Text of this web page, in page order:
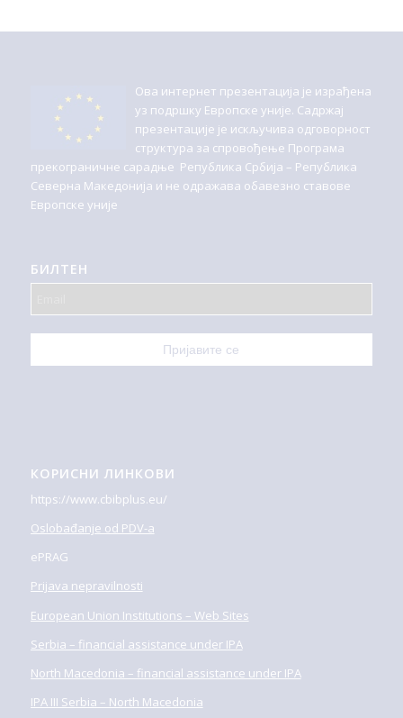
Ова интернет презентација је израђена
уз подршку Европске уније. Садржај
презентације је искључива одговорност
структура за спровођење Програма
прекограничне сарадње Република Србијa – Република
Северна Македонија и не одражава обавезно ставове
Европске уније
БИЛТЕН
КОРИСНИ ЛИНКОВИ
https://www.cbibplus.eu/
Oslobađanje od PDV-a
ePRAG
Prijava nepravilnosti
European Union Institutions – Web Sites
Serbia – financial assistance under IPA
North Macedonia – financial assistance under IPA
IPA III Serbia – North Macedonia